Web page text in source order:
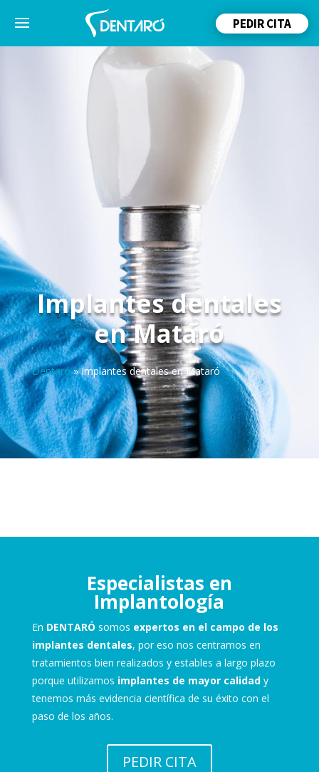
PEDIR CITA
Implantes dentales
en Mataró
Dentaró»Implantes dentales en Mataró
Especialistas en
Implantología
En DENTARÓ somos expertos en el campo de los
implantes dentales, por eso nos centramos en
tratamientos bien realizados y estables a largo plazo
porque utilizamos implantes de mayor calidady
tenemos más evidencia científica de su éxito con el
paso de los años.
PEDIR CITA